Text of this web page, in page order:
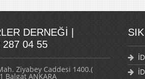
DERNEĞI |
287 04 55
Ziyabey Caddesi 1400.(
Balgat ANKARA